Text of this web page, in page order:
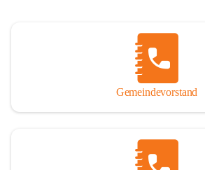
Gemeindevorstand